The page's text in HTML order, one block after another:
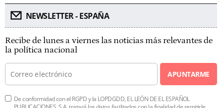
NEWSLETTER - ESPAÑA
Recibe de lunes a viernes las noticias más relevantes de
la política nacional
APUNTARME
De conformidad con el RGPD y la LOPDGDD, EL LEÓN DE EL ESPAÑOL